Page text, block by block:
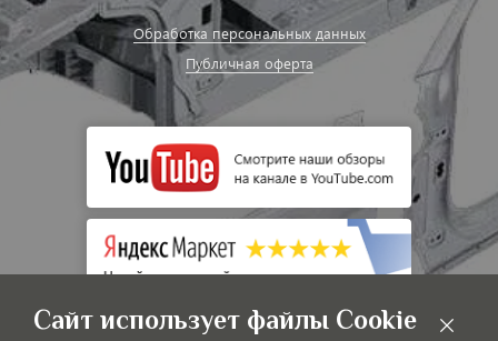
Обработка персональных данных
Публичная оферта
Сайт использует файлы Cookie